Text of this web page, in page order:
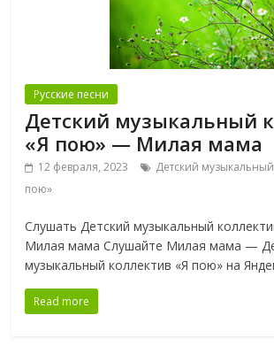
Русские песни
Детский музыкальный
«Я пою» — Милая мама
12 февраля, 2023
Детский
пою»
Слушать Детский музыкальный
Милая мама Слушайте Милая мама —
музыкальный коллектив «Я пою» на
Read more